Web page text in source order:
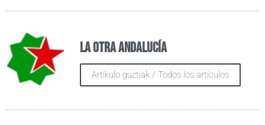
La otra Andalucía
Artikulo guztiak / Todos los artículos